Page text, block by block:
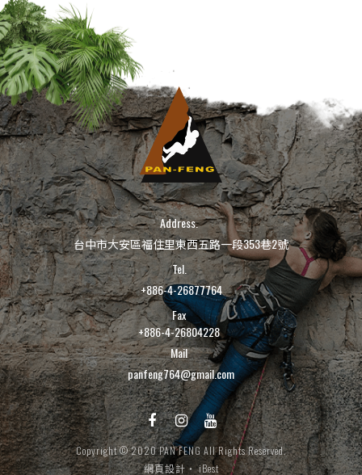
Address.
台中市大安區福住里東西五路一段353巷2號
Tel.
+886-4-26877764
Fax
+886-4-26804228
Mail
panfeng764@gmail.com
Copyright © 2020 PAN FENG All Rights Reserved.
網頁設計 ‧iBest